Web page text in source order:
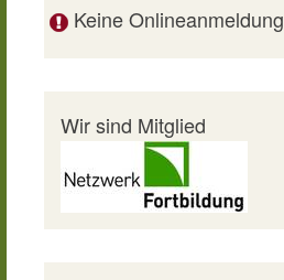
Keine Onlineanmeldung
Wir sind Mitglied